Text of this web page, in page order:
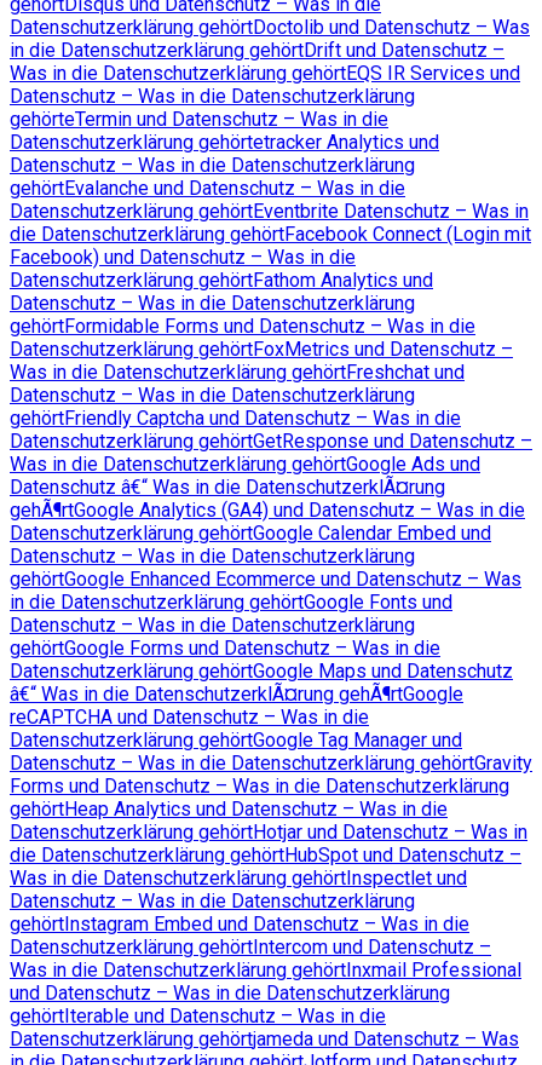
Datenschutzerklärung gehörtDoctolib und Datenschutz – Was
in die Datenschutzerklärung gehörtDrift und Datenschutz –
Was in die Datenschutzerklärung gehörtEQS IR Services und
Datenschutz – Was in die Datenschutzerklärung
gehörteTermin und Datenschutz – Was in die
Datenschutzerklärung gehörtetracker Analytics und
Datenschutz – Was in die Datenschutzerklärung
gehörtEvalanche und Datenschutz – Was in die
Datenschutzerklärung gehörtEventbrite Datenschutz – Was in
die Datenschutzerklärung gehörtFacebook Connect (Login mit
Facebook) und Datenschutz – Was in die
Datenschutzerklärung gehörtFathom Analytics und
Datenschutz – Was in die Datenschutzerklärung
gehörtFormidable Forms und Datenschutz – Was in die
Datenschutzerklärung gehörtFoxMetrics und Datenschutz –
Was in die Datenschutzerklärung gehörtFreshchat und
Datenschutz – Was in die Datenschutzerklärung
gehörtFriendly Captcha und Datenschutz – Was in die
Datenschutzerklärung gehörtGetResponse und Datenschutz –
Was in die Datenschutzerklärung gehörtGoogle Ads und
Datenschutz â€“ Was in die DatenschutzerklÃ¤rung
gehÃ¶rtGoogle Analytics (GA4) und Datenschutz – Was in die
Datenschutzerklärung gehörtGoogle Calendar Embed und
Datenschutz – Was in die Datenschutzerklärung
gehörtGoogle Enhanced Ecommerce und Datenschutz – Was
in die Datenschutzerklärung gehörtGoogle Fonts und
Datenschutz – Was in die Datenschutzerklärung
gehörtGoogle Forms und Datenschutz – Was in die
Datenschutzerklärung gehörtGoogle Maps und Datenschutz
â€“ Was in die DatenschutzerklÃ¤rung gehÃ¶rtGoogle
reCAPTCHA und Datenschutz – Was in die
Datenschutzerklärung gehörtGoogle Tag Manager und
Datenschutz – Was in die Datenschutzerklärung gehörtGravity
Forms und Datenschutz – Was in die Datenschutzerklärung
gehörtHeap Analytics und Datenschutz – Was in die
Datenschutzerklärung gehörtHotjar und Datenschutz – Was in
die Datenschutzerklärung gehörtHubSpot und Datenschutz –
Was in die Datenschutzerklärung gehörtInspectlet und
Datenschutz – Was in die Datenschutzerklärung
gehörtInstagram Embed und Datenschutz – Was in die
Datenschutzerklärung gehörtIntercom und Datenschutz –
Was in die Datenschutzerklärung gehörtInxmail Professional
und Datenschutz – Was in die Datenschutzerklärung
gehörtIterable und Datenschutz – Was in die
Datenschutzerklärung gehörtjameda und Datenschutz – Was